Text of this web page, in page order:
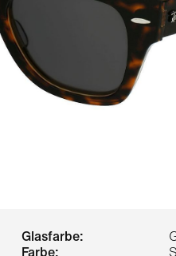
glasfarbe:
farbe: